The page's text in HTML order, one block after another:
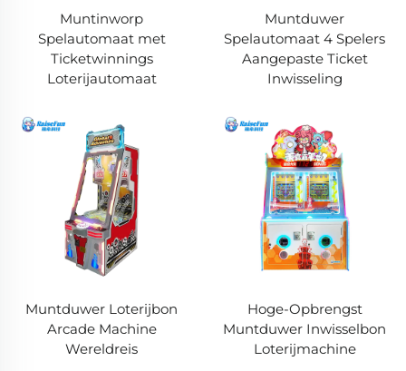
Muntinworp
Spelautomaat met
Ticketwinnings
Loterijautomaat
Muntduwer
Spelautomaat 4 Spelers
Aangepaste Ticket
Inwisseling
Muntduwer Loterijbon
Arcade Machine
Wereldreis
Hoge-Opbrengst
Muntduwer Inwisselbon
Loterijmachine